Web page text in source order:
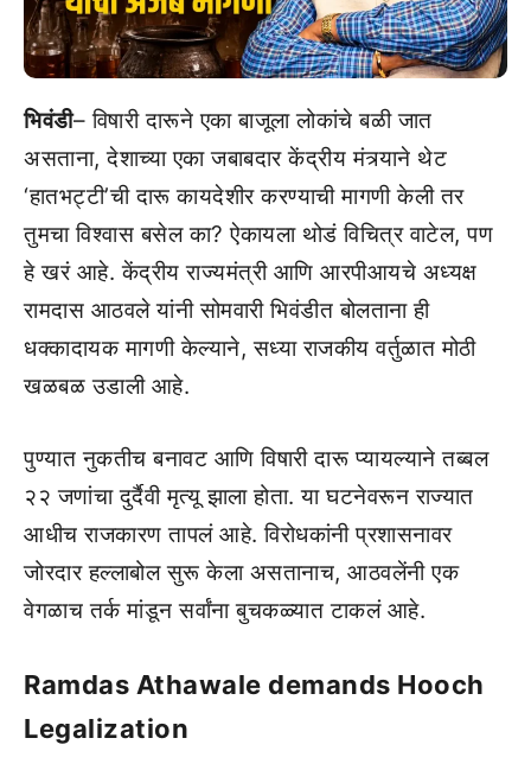
भिवंडी– विषारी दारूने एका बाजूला लोकांचे बळी जात
असताना, देशाच्या एका जबाबदार केंद्रीय मंत्र्याने थेट
‘हातभट्टी’ची दारू कायदेशीर करण्याची मागणी केली तर
तुमचा विश्वास बसेल का? ऐकायला थोडं विचित्र वाटेल, पण
हे खरं आहे. केंद्रीय राज्यमंत्री आणि आरपीआयचे अध्यक्ष
रामदास आठवले यांनी सोमवारी भिवंडीत बोलताना ही
धक्कादायक मागणी केल्याने, सध्या राजकीय वर्तुळात मोठी
खळबळ उडाली आहे.
पुण्यात नुकतीच बनावट आणि विषारी दारू प्यायल्याने तब्बल
२२ जणांचा दुर्दैवी मृत्यू झाला होता. या घटनेवरून राज्यात
आधीच राजकारण तापलं आहे. विरोधकांनी प्रशासनावर
जोरदार हल्लाबोल सुरू केला असतानाच, आठवलेंनी एक
वेगळाच तर्क मांडून सर्वांना बुचकळ्यात टाकलं आहे.
Ramdas Athawale demands Hooch
Legalization